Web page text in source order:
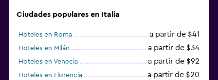
Ciudades populares en Italia
Hoteles en Roma a partir de $41
Hoteles en Milán a partir de $34
Hoteles en Venecia a partir de $92
Hoteles en Florencia a partir de $20